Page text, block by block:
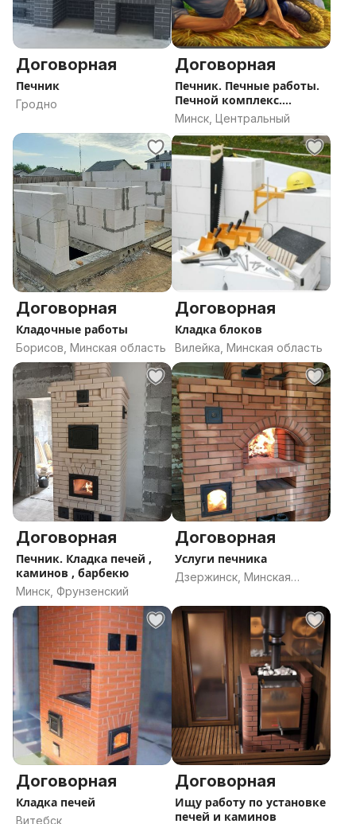
Договорная
Печник
Гродно
Договорная
Печник. Печные работы.
Печной комплекс.
Русская пе
Минск, Центральный
Договорная
Кладочные работы
Борисов, Минская область
Договорная
Кладка блоков
Вилейка, Минская область
Договорная
Печник. Кладка печей ,
каминов , барбекю
Минск, Фрунзенский
Договорная
Услуги печника
Дзержинск, Минская
Договорная
Кладка печей
Витебск
Договорная
Ищу работу по установке
печей и каминов